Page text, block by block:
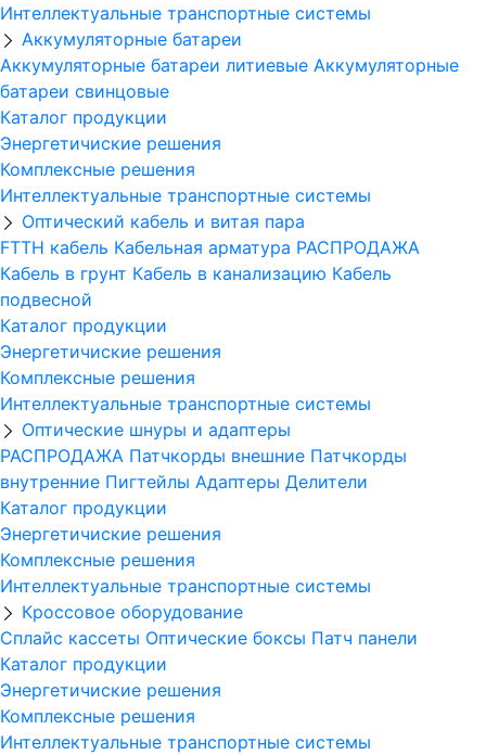
Интеллектуальные транспортные системы
Аккумуляторные батареи
Аккумуляторные батареи литиевые Аккумуляторные
батареи свинцовые
Каталог продукции
Энергетичиские решения
Комплексные решения
Интеллектуальные транспортные системы
Оптический кабель и витая пара
FTTH кабель Кабельная арматура РАСПРОДАЖА
Кабель в грунт Кабель в канализацию Кабель
подвесной
Каталог продукции
Энергетичиские решения
Комплексные решения
Интеллектуальные транспортные системы
Оптические шнуры и адаптеры
РАСПРОДАЖА Патчкорды внешние Патчкорды
внутренние Пигтейлы Адаптеры Делители
Каталог продукции
Энергетичиские решения
Комплексные решения
Интеллектуальные транспортные системы
Кроссовое оборудование
Сплайс кассеты Оптические боксы Патч панели
Каталог продукции
Энергетичиские решения
Комплексные решения
Интеллектуальные транспортные системы